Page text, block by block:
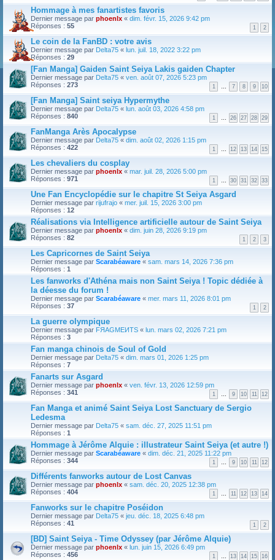
Hommage à mes fanartistes favoris
Dernier message par phoenlx « dim. févr. 15, 2026 9:42 pm
Réponses : 55 1 2
Le coin de la FanBD : votre avis
Dernier message par Delta75 « lun. juil. 18, 2022 3:22 pm
Réponses : 29
[Fan Manga] Gaiden Saint Seiya Lakis gaiden Chapter
Dernier message par Delta75 « ven. août 07, 2026 5:23 pm
Réponses : 273 1 7 8 9 10
[Fan Manga] Saint seiya Hypermythe
Dernier message par Delta75 « lun. août 03, 2026 4:58 pm
Réponses : 840 1 26 27 28 29
FanManga Arès Apocalypse
Dernier message par Delta75 « dim. août 02, 2026 1:15 pm
Réponses : 422 1 12 13 14 15
Les chevaliers du cosplay
Dernier message par phoenlx « mar. juil. 28, 2026 5:00 pm
Réponses : 971 1 30 31 32 33
Une Fan Encyclopédie sur le chapitre St Seiya Asgard
Dernier message par rijufrajo « mer. juil. 15, 2026 3:00 pm
Réponses : 12
Réalisations via Intelligence artificielle autour de Saint Seiya
Dernier message par phoenlx « dim. juin 28, 2026 9:19 pm
Réponses : 82 1 2 3
Les Capricornes de Saint Seiya
Dernier message par Scarabéaware « sam. mars 14, 2026 7:36 pm
Réponses : 1
Les fanworks d'Athéna mais non Saint Seiya ! Topic dédiée à
la déesse du forum !
Dernier message par Scarabéaware « mer. mars 11, 2026 8:01 pm
Réponses : 37 1 2
La guerre olympique
Dernier message par FЯAGMEИTS « lun. mars 02, 2026 7:21 pm
Réponses : 3
Fan manga chinois de Soul of Gold
Dernier message par Delta75 « dim. mars 01, 2026 1:25 pm
Réponses : 7
Fanarts sur Asgard
Dernier message par phoenlx « ven. févr. 13, 2026 12:59 pm
Réponses : 341 1 9 10 11 12
Fan Manga et animé Saint Seiya Lost Sanctuary de Sergio
Ledesma
Dernier message par Delta75 « sam. déc. 27, 2025 11:51 pm
Réponses : 1
Hommage à Jérôme Alquie : illustrateur Saint Seiya (et autre !)
Dernier message par Scarabéaware « dim. déc. 21, 2025 11:22 pm
Réponses : 344 1 9 10 11 12
Différents fanworks autour de Lost Canvas
Dernier message par phoenlx « sam. déc. 20, 2025 12:38 pm
Réponses : 404 1 11 12 13 14
Fanworks sur le chapitre Poséidon
Dernier message par Delta75 « jeu. déc. 18, 2025 6:48 pm
Réponses : 41 1 2
[BD] Saint Seiya - Time Odyssey (par Jérôme Alquie)
Dernier message par phoenlx « lun. juin 15, 2026 6:49 pm
Réponses : 456 1 13 14 15 16